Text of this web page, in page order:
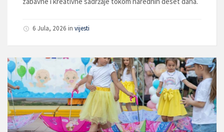
6 Jula, 2026 in vijesti